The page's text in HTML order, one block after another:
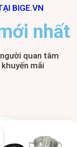
BIGE.VN
nhất
quan tâm
mãi